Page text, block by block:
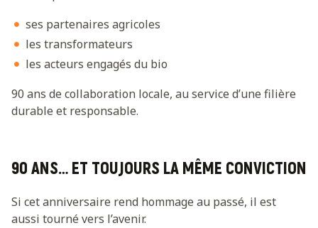
ses partenaires agricoles
les transformateurs
les acteurs engagés du bio
90 ans de collaboration locale, au service d’une filière
durable et responsable.
90 ANS… ET TOUJOURS LA MÊME CONVICTION
Si cet anniversaire rend hommage au passé, il est
aussi tourné vers l’avenir.